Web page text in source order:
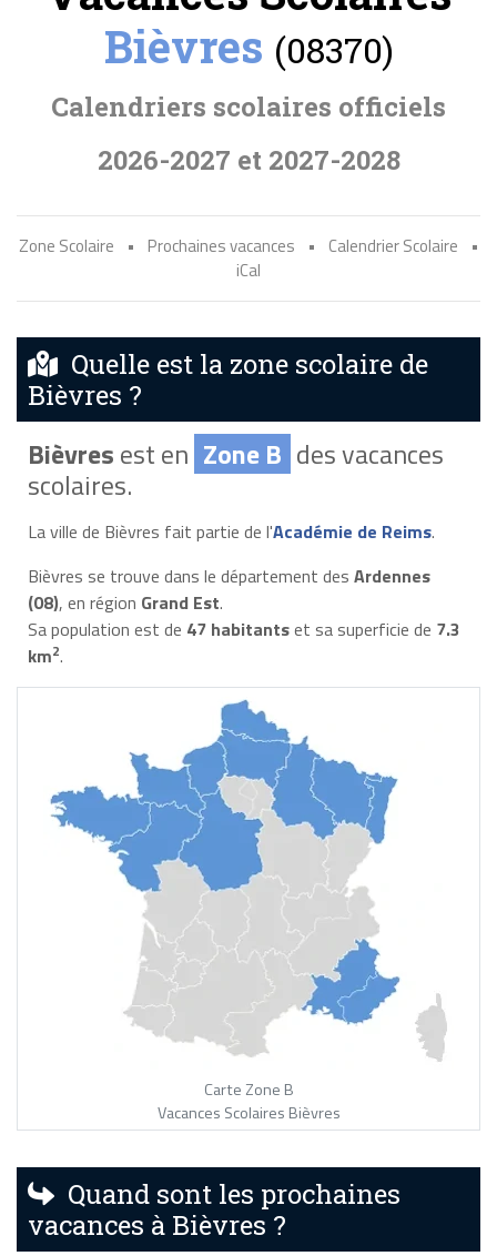
Bièvres (08370)
Calendriers scolaires officiels
2026-2027 et 2027-2028
Zone Scolaire • Prochaines vacances • Calendrier Scolaire
•
iCal
Quelle est la zone scolaire de
Bièvres ?
Bièvresest en Zone B des vacances
scolaires.
La ville de Bièvres fait partie de l'Académie de Reims.
Bièvres se trouve dans le département des Ardennes
(08), en région Grand Est.
Sa population est de 47 habitantset sa superficie de 7.3
km2.
Carte Zone B
Vacances Scolaires Bièvres
Quand sont les prochaines
vacances à Bièvres ?